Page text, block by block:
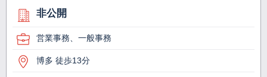
非公開
営業事務、一般事務
博多 徒歩13分